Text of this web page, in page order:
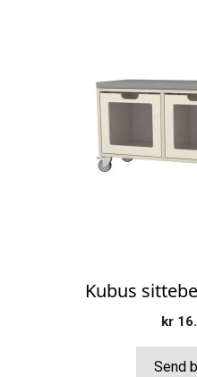
Kubus
kr
Send